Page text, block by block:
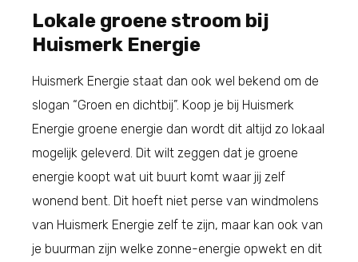
Lokale groene stroom bij
Huismerk Energie
Huismerk Energie staat dan ook wel bekend om de
slogan “Groen en dichtbij”. Koop je bij Huismerk
Energie groene energie dan wordt dit altijd zo lokaal
mogelijk geleverd. Dit wilt zeggen dat je groene
energie koopt wat uit buurt komt waar jij zelf
wonend bent. Dit hoeft niet perse van windmolens
van Huismerk Energie zelf te zijn, maar kan ook van
je buurman zijn welke zonne-energie opwekt en dit